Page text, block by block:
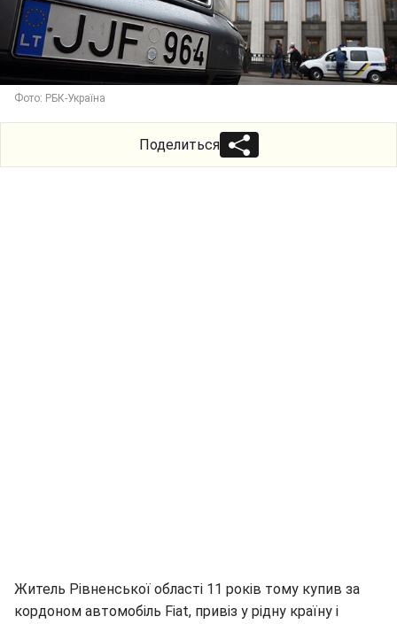
Фото: РБК-Україна
Поделиться
Житель Рівненської області 11 років тому купив за
кордоном автомобіль Fiat, привіз у рідну країну і